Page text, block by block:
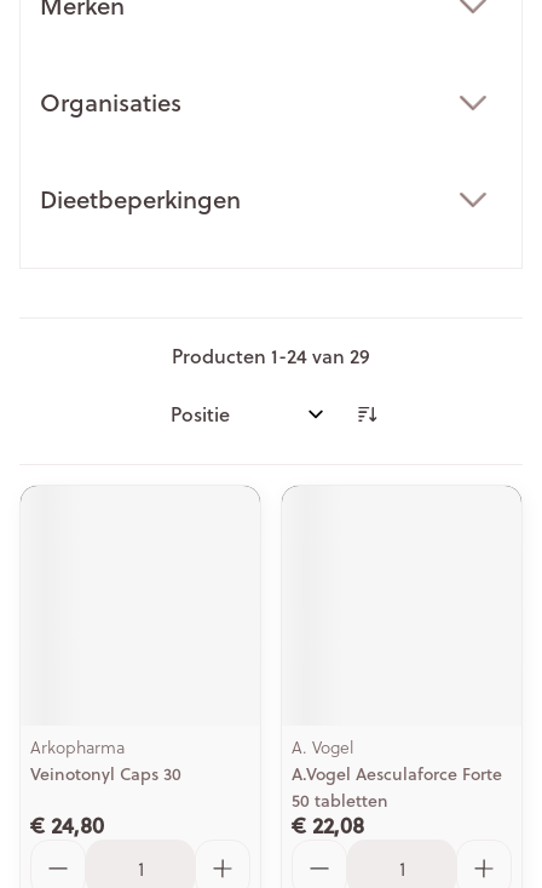
Organisaties
Dieetbeperkingen
Producten 1-24van 29
Sorteer op:
Arkopharma
Veinotonyl Caps 30
€ 24,80
A. Vogel
A.Vogel Aesculaforce Forte
50 tabletten
€ 22,08